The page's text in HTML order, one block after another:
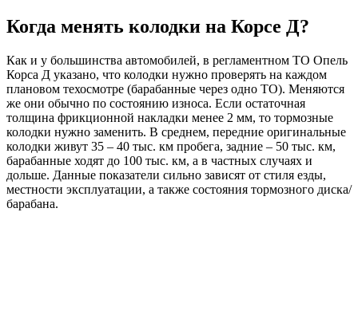
Когда менять колодки на Корсе Д?
Как и у большинства автомобилей, в регламентном ТО Опель
Корса Д указано, что колодки нужно проверять на каждом
плановом техосмотре (барабанные через одно ТО). Меняются
же они обычно по состоянию износа. Если остаточная
толщина фрикционной накладки менее 2 мм, то тормозные
колодки нужно заменить. В среднем, передние оригинальные
колодки живут 35 – 40 тыс. км пробега, задние – 50 тыс. км,
барабанные ходят до 100 тыс. км, а в частных случаях и
дольше. Данные показатели сильно зависят от стиля езды,
местности эксплуатации, а также состояния тормозного диска/
барабана.